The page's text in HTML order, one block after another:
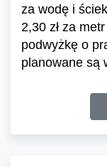
za wodę i
2,30 zł za
podwyżkę o
planowane są